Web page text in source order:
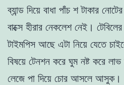
ব্যান্ড দিয়ে বাধা পাঁচ শ টাকার
বাক্সে হীরার নেকলেশ নেই।
টাইমপিস আছে এটা নিয়ে যেতে
বিষয়ে টেনশন করে ঘুম নষ্ট করে
লেজে পা দিয়ে চোর আসলে আসুক।